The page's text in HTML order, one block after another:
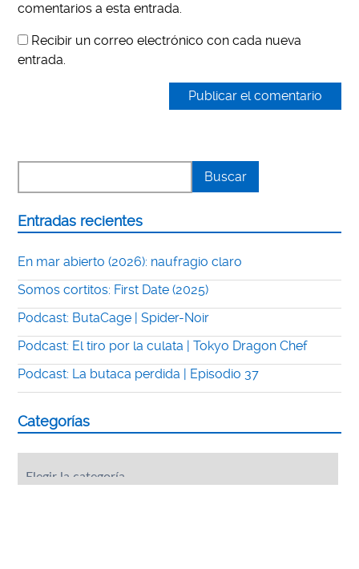
comentarios a esta entrada.
Recibir un correo electrónico con cada nueva
entrada.
Entradas recientes
En mar abierto (2026): naufragio claro
Somos cortitos: First Date (2025)
Podcast: ButaCage | Spider-Noir
Podcast: El tiro por la culata | Tokyo Dragon Chef
Podcast: La butaca perdida | Episodio 37
Categorías